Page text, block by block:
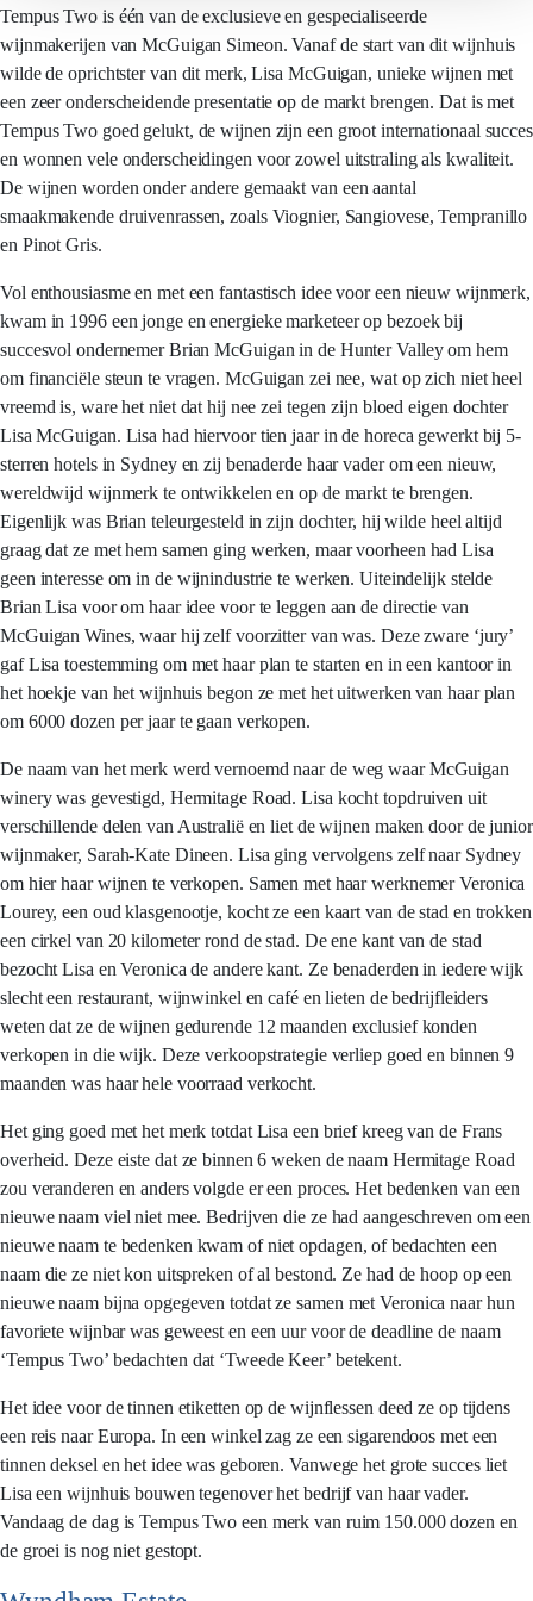
Tempus Two is één van de exclusieve en gespecialiseerde
wijnmakerijen van McGuigan Simeon. Vanaf de start van dit wijnhuis
wilde de oprichtster van dit merk, Lisa McGuigan, unieke wijnen met
een zeer onderscheidende presentatie op de markt brengen. Dat is met
Tempus Two goed gelukt, de wijnen zijn een groot internationaal succes
en wonnen vele onderscheidingen voor zowel uitstraling als kwaliteit.
De wijnen worden onder andere gemaakt van een aantal
smaakmakende druivenrassen, zoals Viognier, Sangiovese, Tempranillo
en Pinot Gris.
Vol enthousiasme en met een fantastisch idee voor een nieuw wijnmerk,
kwam in 1996 een jonge en energieke marketeer op bezoek bij
succesvol ondernemer Brian McGuigan in de Hunter Valley om hem
om financiële steun te vragen. McGuigan zei nee, wat op zich niet heel
vreemd is, ware het niet dat hij nee zei tegen zijn bloed eigen dochter
Lisa McGuigan. Lisa had hiervoor tien jaar in de horeca gewerkt bij 5-
sterren hotels in Sydney en zij benaderde haar vader om een nieuw,
wereldwijd wijnmerk te ontwikkelen en op de markt te brengen.
Eigenlijk was Brian teleurgesteld in zijn dochter, hij wilde heel altijd
graag dat ze met hem samen ging werken, maar voorheen had Lisa
geen interesse om in de wijnindustrie te werken. Uiteindelijk stelde
Brian Lisa voor om haar idee voor te leggen aan de directie van
McGuigan Wines, waar hij zelf voorzitter van was. Deze zware ‘jury’
gaf Lisa toestemming om met haar plan te starten en in een kantoor in
het hoekje van het wijnhuis begon ze met het uitwerken van haar plan
om 6000 dozen per jaar te gaan verkopen.
De naam van het merk werd vernoemd naar de weg waar McGuigan
winery was gevestigd, Hermitage Road. Lisa kocht topdruiven uit
verschillende delen van Australië en liet de wijnen maken door de junior
wijnmaker, Sarah-Kate Dineen. Lisa ging vervolgens zelf naar Sydney
om hier haar wijnen te verkopen. Samen met haar werknemer Veronica
Lourey, een oud klasgenootje, kocht ze een kaart van de stad en trokken
een cirkel van 20 kilometer rond de stad. De ene kant van de stad
bezocht Lisa en Veronica de andere kant. Ze benaderden in iedere wijk
slecht een restaurant, wijnwinkel en café en lieten de bedrijfleiders
weten dat ze de wijnen gedurende 12 maanden exclusief konden
verkopen in die wijk. Deze verkoopstrategie verliep goed en binnen 9
maanden was haar hele voorraad verkocht.
Het ging goed met het merk totdat Lisa een brief kreeg van de Frans
overheid. Deze eiste dat ze binnen 6 weken de naam Hermitage Road
zou veranderen en anders volgde er een proces. Het bedenken van een
nieuwe naam viel niet mee. Bedrijven die ze had aangeschreven om een
nieuwe naam te bedenken kwam of niet opdagen, of bedachten een
naam die ze niet kon uitspreken of al bestond. Ze had de hoop op een
nieuwe naam bijna opgegeven totdat ze samen met Veronica naar hun
favoriete wijnbar was geweest en een uur voor de deadline de naam
‘Tempus Two’ bedachten dat ‘Tweede Keer’ betekent.
Het idee voor de tinnen etiketten op de wijnflessen deed ze op tijdens
een reis naar Europa. In een winkel zag ze een sigarendoos met een
tinnen deksel en het idee was geboren. Vanwege het grote succes liet
Lisa een wijnhuis bouwen tegenover het bedrijf van haar vader.
Vandaag de dag is Tempus Two een merk van ruim 150.000 dozen en
de groei is nog niet gestopt.